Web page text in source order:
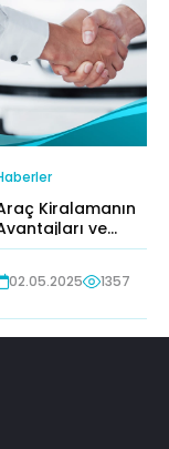
Kiralamanın
ve
02.05.2025 1357